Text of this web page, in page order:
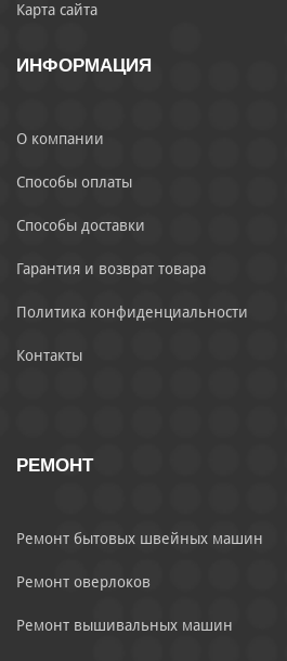
Карта сайта
ИНФОРМАЦИЯ
О компании
Способы оплаты
Способы доставки
Гарантия и возврат товара
Политика конфиденциальности
Контакты
РЕМОНТ
Ремонт бытовых швейных машин
Ремонт оверлоков
Ремонт вышивальных машин